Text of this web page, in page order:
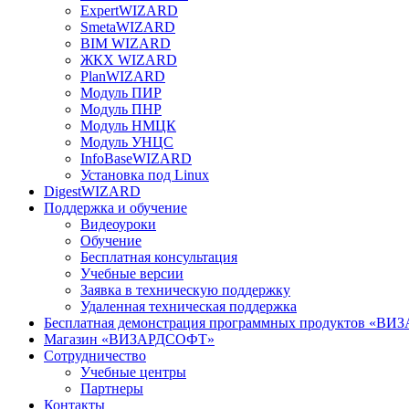
ExpertWIZARD
SmetaWIZARD
BIM WIZARD
ЖКХ WIZARD
PlanWIZARD
Модуль ПИР
Модуль ПНР
Модуль НМЦК
Модуль УНЦС
InfoBaseWIZARD
Установка под Linux
DigestWIZARD
Поддержка и обучение
Видеоуроки
Обучение
Бесплатная консультация
Учебные версии
Заявка в техническую поддержку
Удаленная техническая поддержка
Бесплатная демонстрация программных продуктов
Магазин «ВИЗАРДСОФТ»
Сотрудничество
Учебные центры
Партнеры
Контакты